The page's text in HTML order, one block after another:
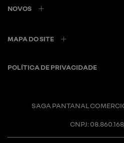
NOVOS
MAPA DO SITE
POLÍTICA DE PRIVACIDADE
SAGA PANTANAL
CNPJ: